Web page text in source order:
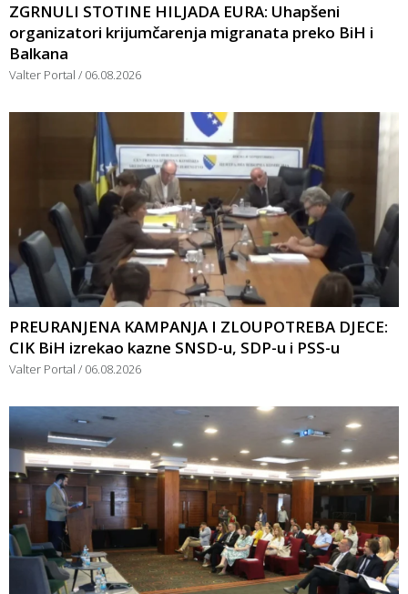
ZGRNULI STOTINE HILJADA EURA: Uhapšeni
organizatori krijumčarenja migranata preko BiH i
Balkana
Valter Portal 06.08.2026
PREURANJENA KAMPANJA I ZLOUPOTREBA DJECE:
CIK BiH izrekao kazne SNSD-u, SDP-u i PSS-u
Valter Portal 06.08.2026